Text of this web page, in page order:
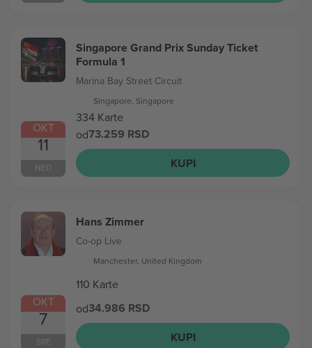
OKT
11
NED
Singapore Grand Prix Sunday Ticket
Formula 1
Marina Bay Street Circuit
Singapore, Singapore
334 Karte
od73.259 RSD
KUPI
OKT
7
SRE
Hans Zimmer
Co-op Live
Manchester, United Kingdom
110 Karte
od34.986 RSD
KUPI